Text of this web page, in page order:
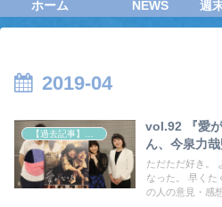
ホーム NEWS 週
2019-04
vol.92 『愛がなん
ん、今泉力
ただただ好き。
なった。 早くた
の人の意見・感